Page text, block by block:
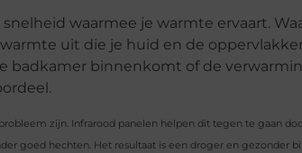
snelheid waarmee je warmte ervaart.
uit die je huid en de
badkamer binnenkomt of de
zijn. Infrarood panelen helpen dit tegen te gaan
goed hechten. Het resultaat is een droger en gezonder